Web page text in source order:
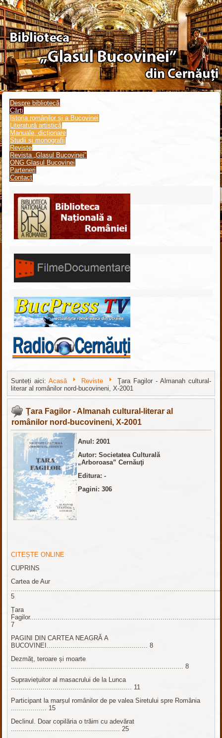
Despre bibliotecă
Cărți
Istoria românilor și a Bucovinei
Literatură artistică
Manuale, dicționare
Studii și monografii
Reviste
Revista „Glasul Bucovinei”
ONG Glasul Bucovinei
Parteneri
Contact
Sunteți aici:Acasă Reviste
Ţara Fagilor - Almanah cultural-
literar al românilor nord-bucovineni, X-2001
Скачать
Ţara Fagilor - Almanah cultural-literar al
românilor nord-bucovineni, X-2001
Anul: 2001
Autor: Societatea Culturală
„Arboroasa” Cernăuţi
Editura: -
Pagini: 306
CITEȘTE ONLINE
CUPRINS
Cartea de Aur
..........................................................................................................
5
Țara
7
PAGINI DIN CARTEA NEAGRĂ A
BUCOVINEI................................................... 8
Dezmăț, teroare și moarte
....................................................................................... 8
Supraviețuitor al masacrului de la Lunca
............................................................. 11
Participant la marșul românilor de pe valea Siretului spre România
.................. 15
Declinul. Doar copilăria o trăim cu adevărat
....................................................... 25